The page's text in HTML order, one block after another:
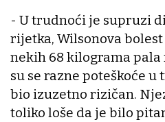
- U trudnoći je supruzi
rijetka, Wilsonova bolest
nekih 68 kilograma pala
su se razne poteškoće
bio izuzetno rizičan.
toliko loše da je bilo